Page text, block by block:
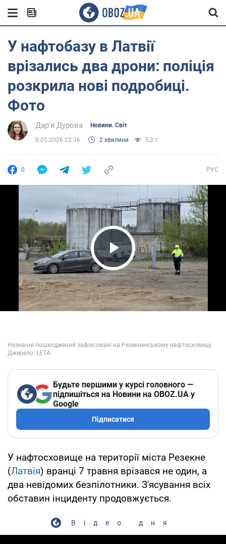
У нафтобазу в Латвії
врізались два дрони: поліція
розкрила нові подробиці.
Фото
Дар'я Дурова Новини. Світ
8.05.2026 22:36 2 хвилини 5,3 т.
0 РУС
Play Video
Будьте першими у курсі головного —
підпишіться на Новини на OBOZ.UA у
Google
Підписатися
У нафтосховище на території міста Резекне
(Латвія) вранці 7 травня врізався не один, а
два невідомих безпілотники. З'ясування всіх
обставин інциденту продовжується.
Відео дня